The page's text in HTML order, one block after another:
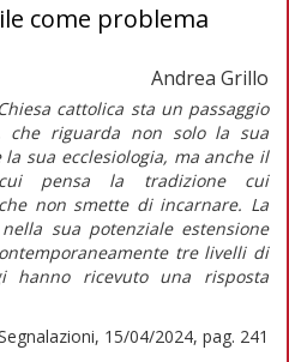
come problema
Andrea Grillo
cattolica sta un passaggio
che riguarda non solo la sua
sua ecclesiologia, ma anche il
pensa la tradizione cui
non smette di incarnare. La
sua potenziale estensione
tre livelli di
hanno ricevuto una risposta
15/04/2024, pag. 241